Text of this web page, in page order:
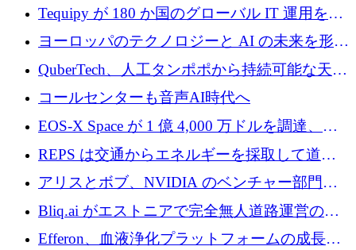
明するために 470 万ドルをかけてステルスか
ら浮上
Tequipy が 180 か国のグローバル IT 運用を自
動化するために 300 万ユーロ以上を調達
ヨーロッパのテクノロジーと AI の未来を形作
る: イノベーション リーダーが Nexus
Luxembourg 2026 に集まる理由
QuberTech、人工タンポポから持続可能な天然
ゴムを開発するために 340 万ポンドを調達
コールセンターも音声AI時代へ
EOS-X Space が 1 億 4,000 万ドルを調達、
Mistral が Emmi AI を買収、Bliq がエストニア
での完全無人道路運営を承認
REPS は交通からエネルギーを採取して道路
を発電所に変えるために 2,360 万ドルを調達
アリスとボブ、NVIDIA のベンチャー部門か
らの投資でシリーズ B を拡大
Bliq.ai がエストニアで完全無人道路運営の承
認を獲得
Efferon、血液浄化プラットフォームの成長に